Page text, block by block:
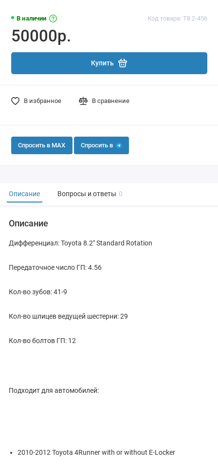
В наличии Код товара: T8.2-456
50000р.
Купить
В избранное В сравнение
Спросить в MAX Спросить в
Описание Вопросы и ответы 0
Описание
Дифференциал: Toyota 8.2" Standard Rotation
Передаточное число ГП: 4.56
Кол-во зубов: 41-9
Кол-во шлицев ведущей шестерни: 29
Кол-во болтов ГП: 12
Подходит для автомобилей:
2010-2012 Toyota 4Runner with or without E-Locker